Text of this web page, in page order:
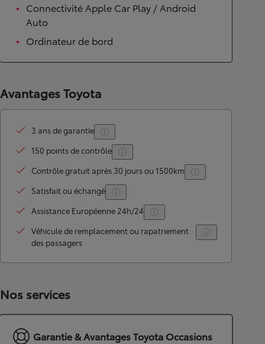
Connectivité Apple Car Play / Android
Auto
Ordinateur de bord
Avantages Toyota
3 ans de garantie
150 points de contrôle
Contrôle gratuit après 30 jours ou 1500km
Satisfait ou échangé
Assistance Européenne 24h/24
Véhicule de remplacement ou rapatriement
des passagers
Nos services
Garantie & Avantages Toyota Occasions